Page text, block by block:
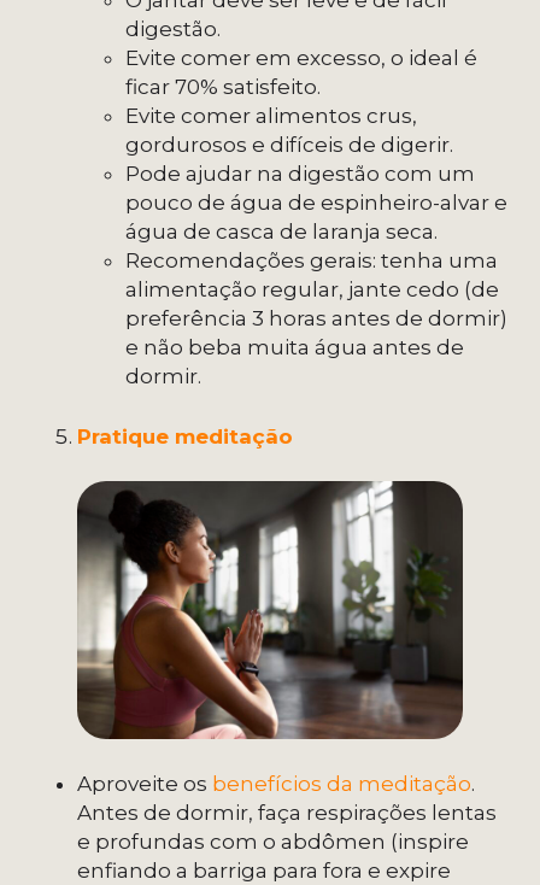
digestão.
Evite comer em excesso, o ideal é
ficar 70% satisfeito.
Evite comer alimentos crus,
gordurosos e difíceis de digerir.
Pode ajudar na digestão com um
pouco de água de espinheiro-alvar e
água de casca de laranja seca.
Recomendações gerais: tenha uma
alimentação regular, jante cedo (de
preferência 3 horas antes de dormir)
e não beba muita água antes de
dormir.
Pratique meditação
Aproveite os benefícios da meditação.
Antes de dormir, faça respirações lentas
e profundas com o abdômen (inspire
enfiando a barriga para fora e expire